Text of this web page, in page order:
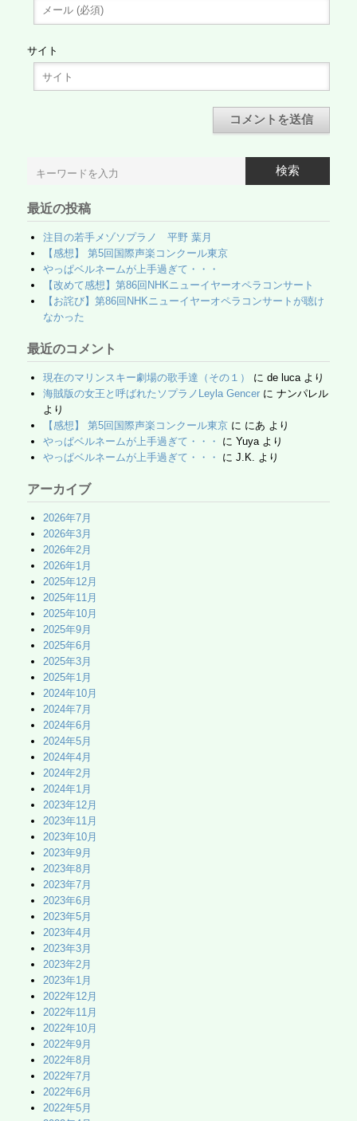
サイト
検索
最近の投稿
注目の若手メゾソプラノ 平野 葉月
【感想】 第5回国際声楽コンクール東京
やっぱベルネームが上手過ぎて・・・
【改めて感想】第86回NHKニューイヤーオペラコンサート
【お詫び】第86回NHKニューイヤーオペラコンサートが聴け
なかった
最近のコメント
現在のマリンスキー劇場の歌手達（その１） に de luca より
海賊版の女王と呼ばれたソプラノLeyla Gencer に ナンパレル
より
【感想】 第5回国際声楽コンクール東京 に にあ より
やっぱベルネームが上手過ぎて・・・
に Yuya より
やっぱベルネームが上手過ぎて・・・
に J.K. より
アーカイブ
2026年7月
2026年3月
2026年2月
2026年1月
2025年12月
2025年11月
2025年10月
2025年9月
2025年6月
2025年3月
2025年1月
2024年10月
2024年7月
2024年6月
2024年5月
2024年4月
2024年2月
2024年1月
2023年12月
2023年11月
2023年10月
2023年9月
2023年8月
2023年7月
2023年6月
2023年5月
2023年4月
2023年3月
2023年2月
2023年1月
2022年12月
2022年11月
2022年10月
2022年9月
2022年8月
2022年7月
2022年6月
2022年5月